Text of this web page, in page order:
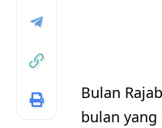
Bulan
bulan